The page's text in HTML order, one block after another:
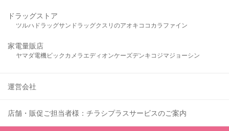
ドラッグストア
ツルハドラッグサンドラッグクスリのアオキ ココカラファイン
家電量販店
ヤマダ電機ビックカメラ エディオンケーズデンキ コジマジョーシン
運営会社
店舗・販促ご担当者様：チラシプラスサービスのご案内